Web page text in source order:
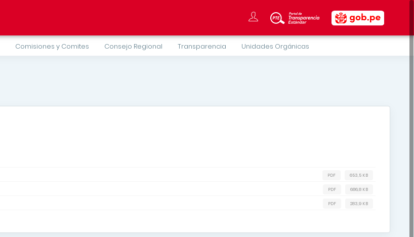
Comisiones y Comites Consejo Regional Transparencia Unidades Orgánicas
653,5 KB
PDF
686,8 KB
PDF
283,9 KB
PDF